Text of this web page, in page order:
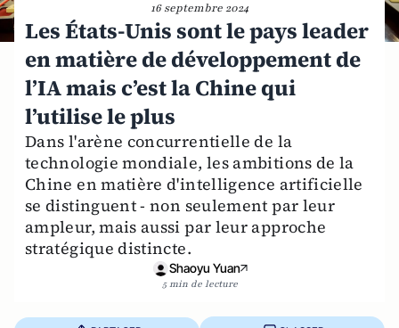
16 septembre 2024
Les États-Unis sont le pays leader
en matière de développement de
l’IA mais c’est la Chine qui
l’utilise le plus
Dans l'arène concurrentielle de la
technologie mondiale, les ambitions de la
Chine en matière d'intelligence artificielle
se distinguent - non seulement par leur
ampleur, mais aussi par leur approche
stratégique distincte.
Shaoyu Yuan
5 min de lecture